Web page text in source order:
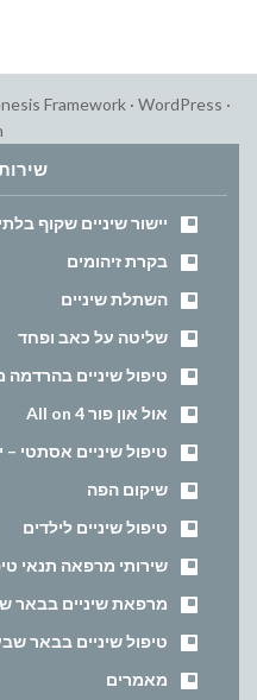
Framework · WordPress ·
יישור שיניים שקוף
בקרת זיהומים
השתלת שיניים
שליטה על כאב ופחד
טיפול שיניים
אול און פור All on 4
טיפול שיניים אסתטי –
שיקום הפה
טיפול שיניים לילדים
שירותי מרפאה תנאי
מרפאת שיניים בבאר
טיפול שיניים בבאר
מאמרים